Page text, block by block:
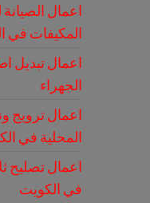
اعمال الصيانة
المكيفات في
اعمال تبديل
الجهراء
اعمال ترويج
المحلية في
اعمال تصليح
في الكويت